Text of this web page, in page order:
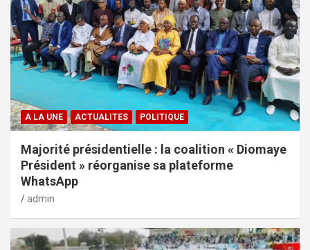
A LA UNE ACTUALITES POLITIQUE
Majorité présidentielle : la coalition « Diomaye
Président » réorganise sa plateforme
WhatsApp
admin